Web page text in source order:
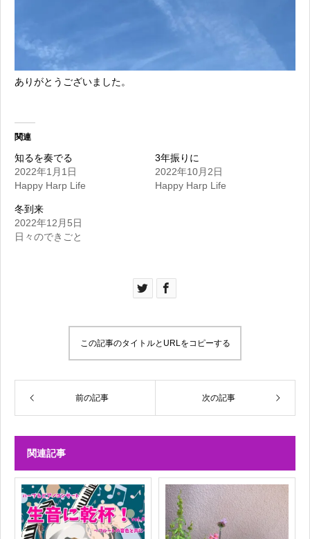
ありがとうございました。
関連
知るを奏でる
2022年1月1日
Happy Harp Life
3年振りに
2022年10月2日
Happy Harp Life
冬到来
2022年12月5日
日々のできごと
この記事のタイトルとURLをコピーする
前の記事 次の記事
関連記事